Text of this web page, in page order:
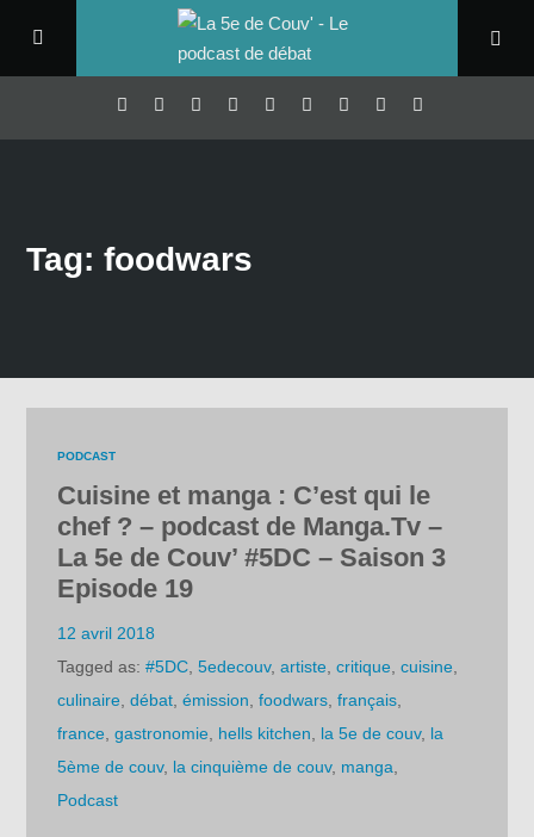
Tag: foodwars
PODCAST
Cuisine et manga : C’est qui le
chef ? – podcast de Manga.Tv –
La 5e de Couv’ #5DC – Saison 3
Episode 19
12 avril 2018
Tagged as:#5DC ,5edecouv,artiste ,critique ,cuisine
culinaire ,débat ,émission ,foodwars ,français
france ,gastronomie hells kitchen la 5e de couv, la
5ème de couv, la cinquième de couv, manga
Podcast